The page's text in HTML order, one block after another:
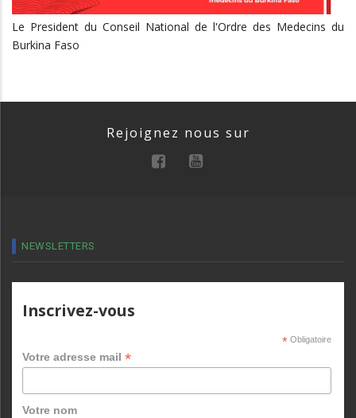
Le President du Conseil National de l'Ordre des Medecins du
Burkina Faso
Rejoignez nous sur
NEWSLETTERS
Inscrivez-vous
*Obligatoire
Votre adresse mail *
Votre nom